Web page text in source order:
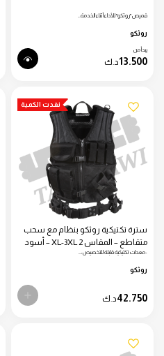
قميص "روثكو" للأداء أثناء الخدمة…
روثكو
يبدأ من
13.500د.ك
نفدت الكمية
سترة تكتيكية روثكو بنظام مع سحب
متقاطع – المقاس 2 XL-3XL – أسود
-معدات تكتيكية قابلة للتخصيص:…
روثكو
42.750د.ك